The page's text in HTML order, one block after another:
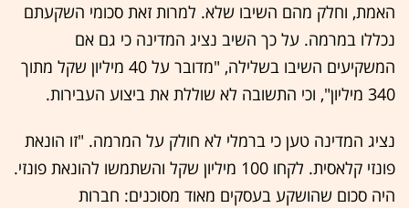
האמת, וחלק מהם השיבו שלא. למרות זאת סכומי השקעתם
נכללו במרמה. על כך השיב נציג המדינה כי גם אם
המשקיעים השיבו בשלילה, "מדובר על 40 מיליון שקל מתוך
340 מיליון", וכי התשובה לא שוללת את ביצוע העבירות.
נציג המדינה טען כי ברמלי לא חולק על המרמה. "זו הונאת
פונזי קלאסית. לקחו 100 מיליון שקל והשתמשו להונאת פונזי.
היה סכום שהושקע בעסקים מאוד מסוכנים: חברות